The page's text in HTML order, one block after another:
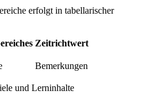
erfolgt in tabellarischer
Zeitrichtwert
Bemerkungen
und Lerninhalte